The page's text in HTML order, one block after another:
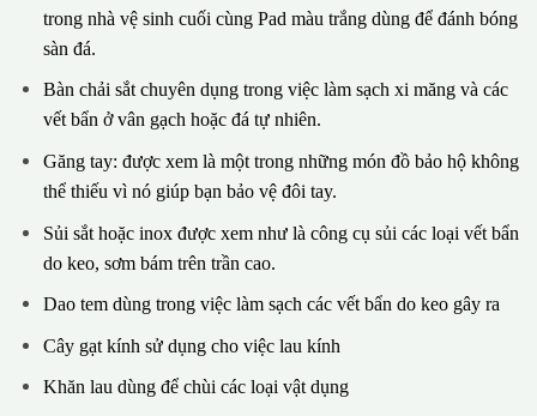
trong nhà vệ sinh cuối cùng Pad màu trắng dùng để đánh bóng
sàn đá.
Bàn chải sắt chuyên dụng trong việc làm sạch xi măng và các
vết bẩn ở vân gạch hoặc đá tự nhiên.
Găng tay: được xem là một trong những món đồ bảo hộ không
thể thiếu vì nó giúp bạn bảo vệ đôi tay.
Sủi sắt hoặc inox được xem như là công cụ sủi các loại vết bẩn
do keo, sơm bám trên trần cao.
Dao tem dùng trong việc làm sạch các vết bẩn do keo gây ra
Cây gạt kính sử dụng cho việc lau kính
Khăn lau dùng để chùi các loại vật dụng